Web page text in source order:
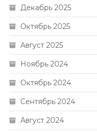
Декабрь 2025
Октябрь 2025
Август 2025
Ноябрь 2024
Октябрь 2024
Сентябрь 2024
Август 2024